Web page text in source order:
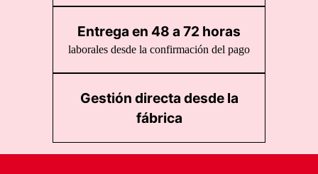
Entrega en 48 a 72 horas
laborales desde la confirmación del pago
Gestión directa desde la
fábrica